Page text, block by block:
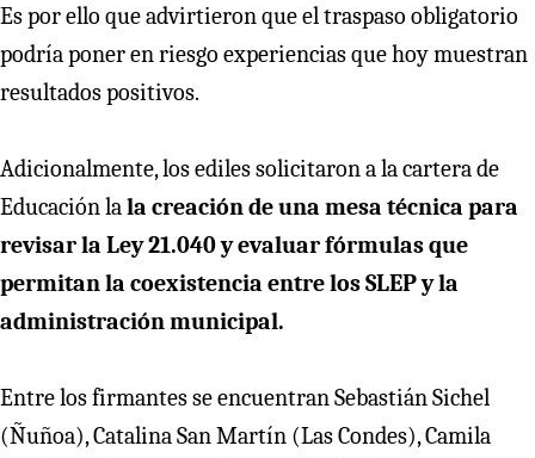
Es por ello que advirtieron que el traspaso obligatorio
podría poner en riesgo experiencias que hoy muestran
resultados positivos.
Adicionalmente, los ediles solicitaron a la cartera de
Educación lala creación de una mesa técnica para
revisar la Ley 21.040 y evaluar fórmulas que
permitan la coexistencia entre los SLEP y la
administración municipal.
Entre los firmantes se encuentran Sebastián Sichel
(Ñuñoa), Catalina San Martín (Las Condes), Camila